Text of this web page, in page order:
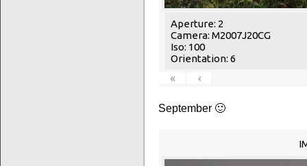
Aperture: 2
Camera: M2007J20CG
Iso: 100
Orientation: 6
«
‹
September 🙂